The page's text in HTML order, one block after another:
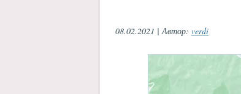
08.02.2021 | Автор: verdi